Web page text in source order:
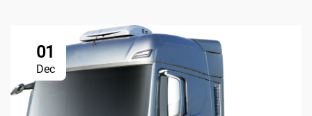
01
Dec